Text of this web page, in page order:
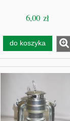
6,00 zł
do koszyka